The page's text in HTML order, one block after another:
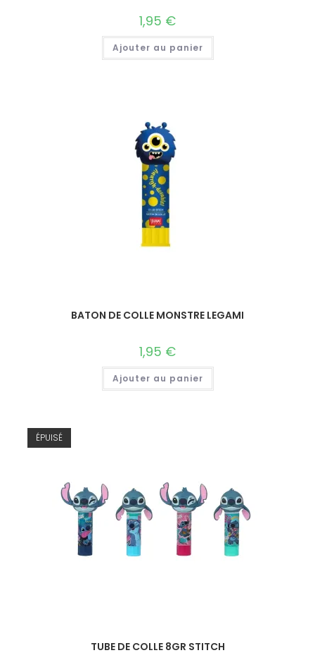
1,95 €
Ajouter au panier
BATON DE COLLE MONSTRE LEGAMI
1,95 €
Ajouter au panier
ÉPUISÉ
TUBE DE COLLE 8GR STITCH